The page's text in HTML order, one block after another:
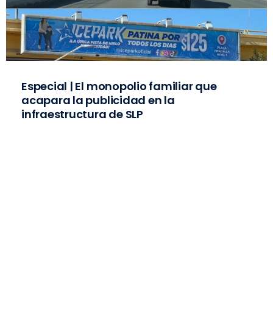
Especial | El monopolio familiar que
acapara la publicidad en la
infraestructura de SLP